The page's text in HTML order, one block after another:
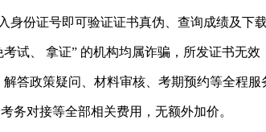
身份证号即可验证证书真伪、查询成绩及下
试、 拿证” 的机构均属诈骗，所发证书无效
答政策疑问、材料审核、考期预约等全程服
务对接等全部相关费用，无额外加价。